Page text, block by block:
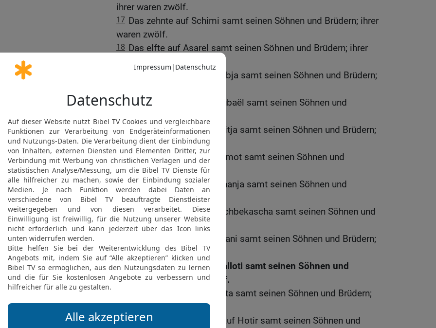
ihrer waren zwölf.
17 Das zehnte auf Schimi samt seinen Söhnen und Brüdern; ihrer
waren zwölf.
18 Das elfte auf Asarel samt seinen Söhnen und Brüdern; ihrer
Das zwölfte auf Haschabja samt seinen Söhnen und Brüdern;
20 Das dreizehnte auf Schubaël samt seinen Söhnen und
Brüdern; ihrer waren zwölf.
21
Das vierzehnte auf Mattitja samt seinen Söhnen und Brüdern;
ihrer waren zwölf.
22 Das fünfzehnte auf Jeremot samt seinen Söhnen und
Brüdern; ihrer waren zwölf.
23 Das sechzehnte auf Hananja samt seinen Söhnen und
Brüdern; ihrer waren zwölf.
24 Das siebzehnte auf Joschbekascha samt seinen Söhnen und
Brüdern; ihrer waren zwölf.
Das achtzehnte auf Hanani samt seinen Söhnen und Brüdern;
ihrer waren zwölf.
26 Das neunzehnte auf Malloti samt seinen Söhnen und
Brüdern; ihrer waren zwölf.
Das zwanzigste auf Eliata samt seinen Söhnen und Brüdern;
ihrer waren zwölf.
28 Das einundzwanzigste auf Hotir samt seinen Söhnen und